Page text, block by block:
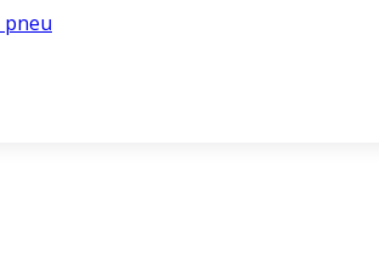
pneu